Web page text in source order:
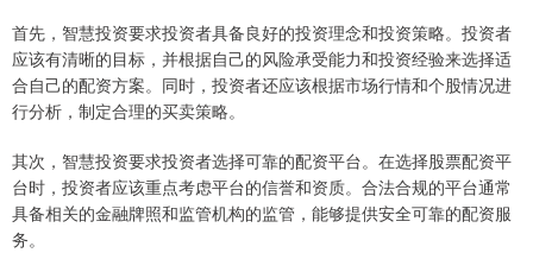
首先，智慧投资要求投资者具备良好的投资理念和投资策略。投资者
应该有清晰的目标，并根据自己的风险承受能力和投资经验来选择适
合自己的配资方案。同时，投资者还应该根据市场行情和个股情况进
行分析，制定合理的买卖策略。
其次，智慧投资要求投资者选择可靠的配资平台。在选择股票配资平
台时，投资者应该重点考虑平台的信誉和资质。合法合规的平台通常
具备相关的金融牌照和监管机构的监管，能够提供安全可靠的配资服
务。